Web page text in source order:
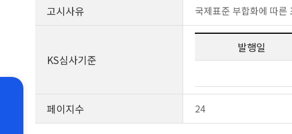
고시사유 국제표준 부합화에 따른
KS심사기준
발행일
페이지수 24